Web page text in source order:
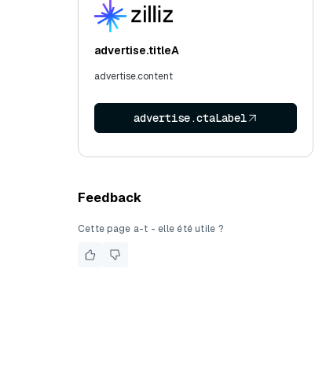
advertise.titleA
advertise.content
advertise.ctaLabel
Feedback
Cette page a-t - elle été utile ?